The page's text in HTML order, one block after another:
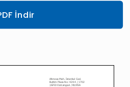
İndir